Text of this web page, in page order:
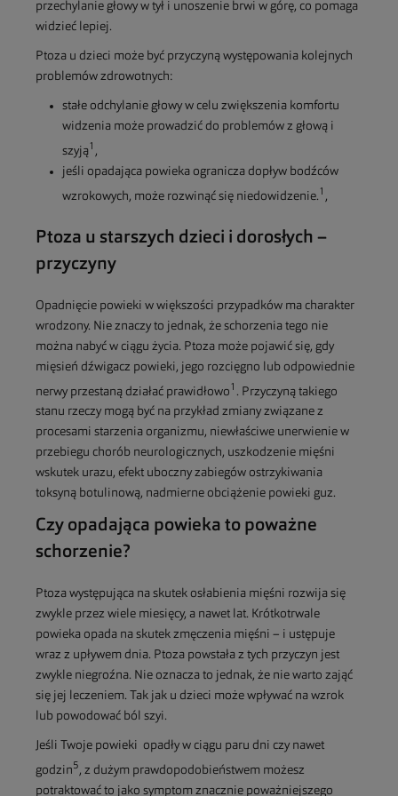
przechylanie głowy w tył i unoszenie brwi w górę, co pomaga
widzieć lepiej.
Ptoza u dzieci może być przyczyną występowania kolejnych
problemów zdrowotnych:
stałe odchylanie głowy w celu zwiększenia komfortu
widzenia może prowadzić do problemów z głową i
szyją1 ,
jeśli opadająca powieka ogranicza dopływ bodźców
wzrokowych, może rozwinąć się niedowidzenie.1 ,
Ptoza u starszych dzieci i dorosłych –
przyczyny
Opadnięcie powieki w większości przypadków ma charakter
wrodzony. Nie znaczy to jednak, że schorzenia tego nie
można nabyć w ciągu życia. Ptoza może pojawić się, gdy
mięsień dźwigacz powieki, jego rozcięgno lub odpowiednie
nerwy przestaną działać prawidłowo1 . Przyczyną takiego
stanu rzeczy mogą być na przykład zmiany związane z
procesami starzenia organizmu, niewłaściwe unerwienie w
przebiegu chorób neurologicznych, uszkodzenie mięśni
wskutek urazu, efekt uboczny zabiegów ostrzykiwania
toksyną botulinową, nadmierne obciążenie powieki guz.
Czy opadająca powieka to poważne
schorzenie?
Ptoza występująca na skutek osłabienia mięśni rozwija się
zwykle przez wiele miesięcy, a nawet lat. Krótkotrwale
powieka opada na skutek zmęczenia mięśni – i ustępuje
wraz z upływem dnia. Ptoza powstała z tych przyczyn jest
zwykle niegroźna. Nie oznacza to jednak, że nie warto zająć
się jej leczeniem. Tak jak u dzieci może wpływać na wzrok
lub powodować ból szyi.
Jeśli Twoje powieki opadły w ciągu paru dni czy nawet
godzin5, z dużym prawdopodobieństwem możesz
potraktować to jako symptom znacznie poważniejszego